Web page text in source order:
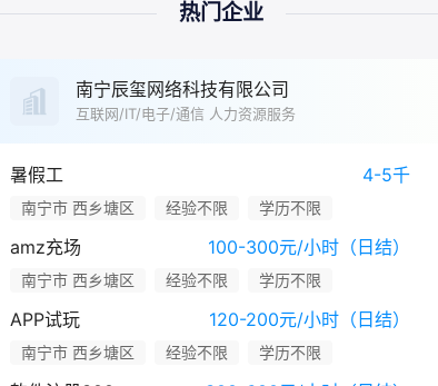
热门企业
南宁辰玺网络科技有限公司
互联网/IT/电子/通信 人力资源服务
暑假工 4-5千
南宁市 西乡塘区 经验不限 学历不限
amz充场 100-300元/小时（日结）
南宁市 西乡塘区 经验不限 学历不限
APP试玩 120-200元/小时（日结）
南宁市 西乡塘区 经验不限 学历不限